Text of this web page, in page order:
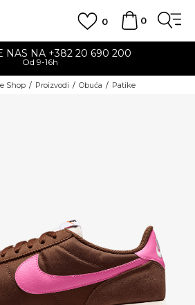
0
0
+382 20 690 200
9-16h
Shop Proizvodi Obuća Patike